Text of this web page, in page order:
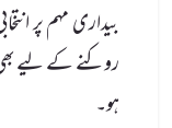
بیداری مہم پر
روکنے کے لیے بھی
ہو۔